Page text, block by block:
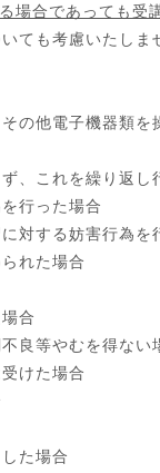
場合であっても受
ても考慮いたしま
の他電子機器類を
、これを繰り返し
行った場合
対する妨害行為を
れた場合
合
良等やむを得ない
けた場合
た場合